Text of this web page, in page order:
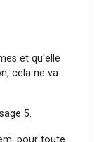
et qu'elle
cela ne va
5.